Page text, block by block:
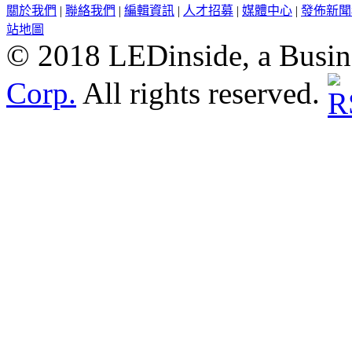
關於我們 | 聯絡我們 | 編輯資訊 | 人才招募 | 媒體中心 | 發佈新
站地圖
© 2018 LEDinside, a
Corp. All rights reserved.